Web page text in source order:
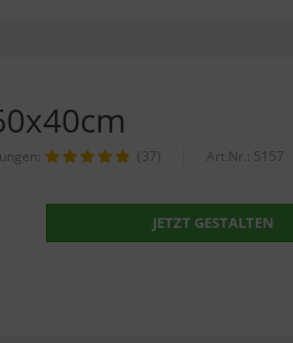
(37) Art.Nr.: 5157
JETZT GESTALTEN